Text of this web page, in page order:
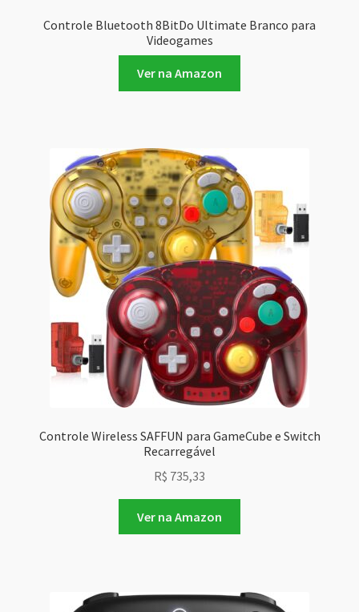
Controle Bluetooth 8BitDo Ultimate Branco para
Videogames
Ver na Amazon
Controle Wireless SAFFUN para GameCube e Switch
Recarregável
R$ 735,33
Ver na Amazon